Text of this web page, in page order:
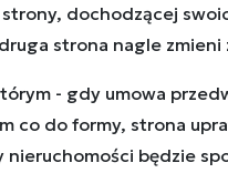
dochodzącej
strona nagle zmieni
- gdy umowa
co do formy, strona
będzie